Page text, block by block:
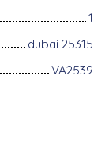
1
dubai 25315
VA2539